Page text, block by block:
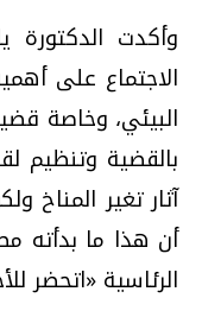
وأكدت الدكتورة
الاجتماع على
البيئي، وخاصة
بالقضية وتنظيم
آثار تغير المناخ
أن هذا ما بدأته
الرئاسية «اتحضر